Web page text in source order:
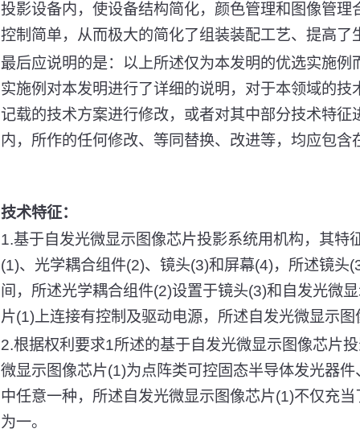
投影设备内，使设备结构简化，颜色管理和图像管理
控制简单，从而极大的简化了组装装配工艺、提高了
最后应说明的是：以上所述仅为本发明的优选实施
实施例对本发明进行了详细的说明，对于本领域的
记载的技术方案进行修改，或者对其中部分技术特
内，所作的任何修改、等同替换、改进等，均应包含
技术特征：
1.基于自发光微显示图像芯片投影系统用机构，其特
(1)、光学耦合组件(2)、镜头(3)和屏幕(4)，所述镜头
间，所述光学耦合组件(2)设置于镜头(3)和自发光微
片(1)上连接有控制及驱动电源，所述自发光微显示图
2.根据权利要求1所述的基于自发光微显示图像芯片
微显示图像芯片(1)为点阵类可控固态半导体发光器
中任意一种，所述自发光微显示图像芯片(1)不仅充
为一。